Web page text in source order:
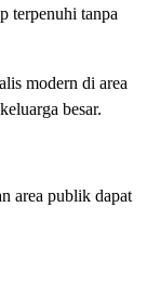
terpenuhi tanpa
modern di area
besar.
area publik dapat